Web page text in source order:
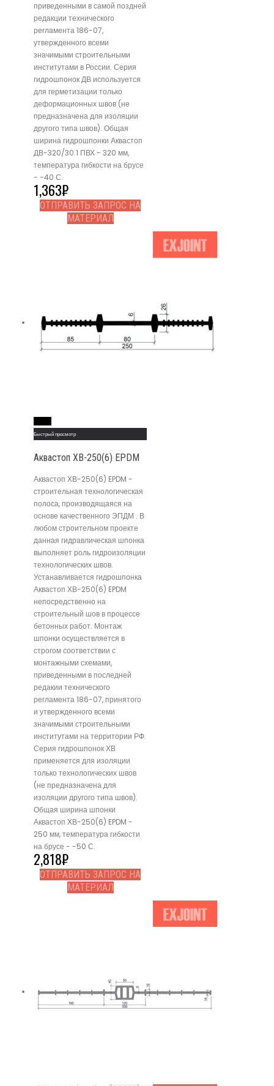
приведенными в самой поздней
редакции технического
регламента 186-07,
утвержденного всеми
значимыми строительными
институтами в России. Серия
гидрошпонок ДВ используется
для герметизации только
деформационных швов (не
предназначена для изоляции
другого типа швов). Общая
ширина гидрошпонки Аквастоп
ДВ-320/30.1 ПВХ - 320 мм,
температура гибкости на брусе
- -40 С.
1,363₽
ОТПРАВИТЬ ЗАПРОС НА
МАТЕРИАЛ
Быстрый просмотр
Аквастоп ХВ-250(6) EPDM
Аквастоп ХВ-250(6) EPDM -
строительная технологическая
полоса, производящаяся на
основе качественного ЭПДМ . В
любом строительном проекте
данная гидравлическая шпонка
выполняет роль гидроизоляции
технологических швов.
Устанавливается гидрошпонка
Аквастоп ХВ-250(6) EPDM
непосредственно на
строительный шов в процессе
бетонных работ. Монтаж
шпонки осуществляется в
строгом соответствии с
монтажными схемами,
приведенными в последней
редакии технического
регламента 186-07, принятого
и утвержденного всеми
значимыми строительными
институтами на территории РФ.
Серия гидрошпонок ХВ
применяется для изоляции
только технологических швов
(не предназначена для
изоляции другого типа швов).
Общая ширина шпонки
Аквастоп ХВ-250(6) EPDM -
250 мм, температура гибкости
на брусе - -50 С.
2,818₽
ОТПРАВИТЬ ЗАПРОС НА
МАТЕРИАЛ